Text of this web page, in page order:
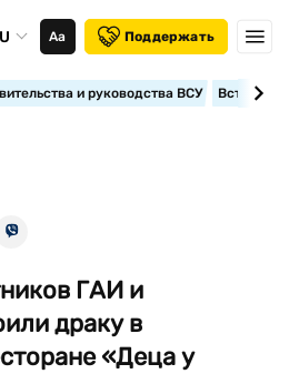
Аа Поддержать
и руководства ВСУ
ГАИ и
драку в
«Деца у